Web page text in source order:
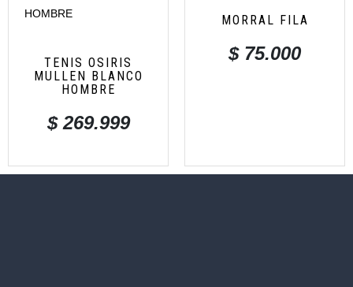
TENIS OSIRIS
MULLEN BLANCO
HOMBRE
$269.999
MORRAL FILA
$75.000